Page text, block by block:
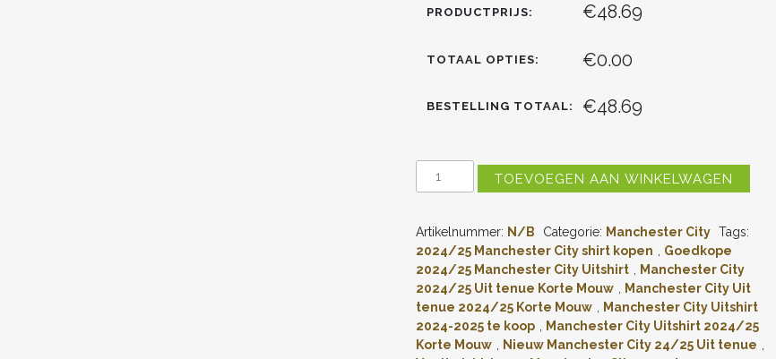
PRODUCTPRIJS: €48.69
TOTAAL OPTIES: €0.00
BESTELLING TOTAAL: €48.69
MANCHESTER
CITY
2025
JULIAN
ALVAREZ
KORTE
MOUW
(+
KORTE
TOEVOEGEN AAN WINKELWAGEN
Artikelnummer: N/B Categorie: Manchester City Tags:
2024/25 Manchester City shirt kopen , Goedkope
2024/25 Manchester City Uitshirt , Manchester City
2024/25 Uit tenue Korte Mouw , Manchester City Uit
tenue 2024/25 Korte Mouw , Manchester City Uitshirt
2024-2025 te koop , Manchester City Uitshirt 2024/25
Korte Mouw , Nieuw Manchester City 24/25 Uit tenue ,